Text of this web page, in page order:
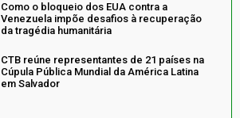
Como o bloqueio dos EUA contra a
Venezuela impõe desafios à recuperação
da tragédia humanitária
CTB reúne representantes de 21 países na
Cúpula Pública Mundial da América Latina
em Salvador